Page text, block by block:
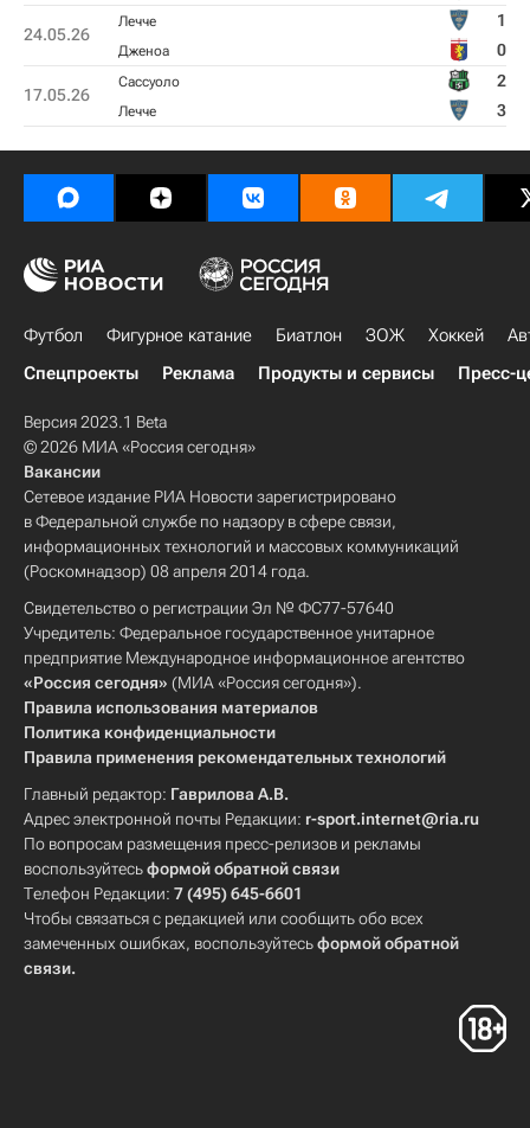
24.05.26
Лечче 1
Дженоа 0
17.05.26
Сассуоло 2
Лечче 3
Футбол Фигурное катание Биатлон ЗОЖ Хоккей
Спецпроекты
Реклама Продукты и сервисы Пресс-
Версия 2023.1 Beta
© 2026 МИА «Россия сегодня»
Вакансии
Сетевое издание РИА Новости зарегистрировано
в Федеральной службе по надзору в сфере связи,
информационных технологий и массовых коммуникаций
(Роскомнадзор) 08 апреля 2014 года.
Свидетельство о регистрации Эл № ФС77-57640
Учредитель: Федеральное государственное унитарное
предприятие Международное информационное агентство
«Россия сегодня» (МИА «Россия сегодня»).
Правила использования материалов
Политика конфиденциальности
Правила применения рекомендательных технологий
Главный редактор: Гаврилова А.В.
Адрес электронной почты Редакции: r-sport.internet@ria.ru
По вопросам размещения пресс-релизов и рекламы
воспользуйтесьформой обратной связи
Телефон Редакции: 7 (495) 645-6601
Чтобы связаться с редакцией или сообщить обо всех
замеченных ошибках, воспользуйтесьформой обратной
связи.